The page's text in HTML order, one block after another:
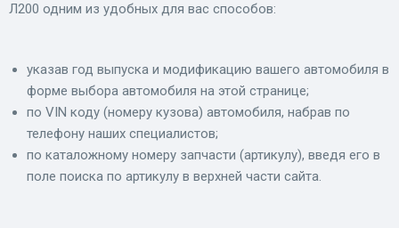
Л200 одним из удобных для вас способов:
указав год выпуска и модификацию вашего автомобиля в
форме выбора автомобиля на этой странице;
по VIN коду (номеру кузова) автомобиля, набрав по
телефону наших специалистов;
по каталожному номеру запчасти (артикулу), введя его в
поле поиска по артикулу в верхней части сайта.